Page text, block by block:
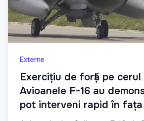
Externe
Exercițiu de forță pe cerul
Avioanele F-16 au
pot interveni rapid în